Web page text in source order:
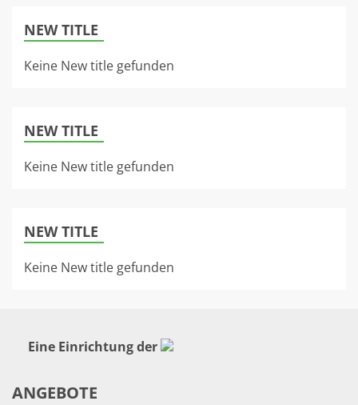
NEW TITLE
Keine New title gefunden
NEW TITLE
Keine New title gefunden
NEW TITLE
Keine New title gefunden
Eine Einrichtung der
ANGEBOTE